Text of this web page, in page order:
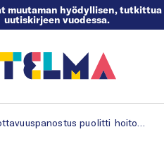
muutaman hyödyllisen,
uutiskirjeen vuodessa.